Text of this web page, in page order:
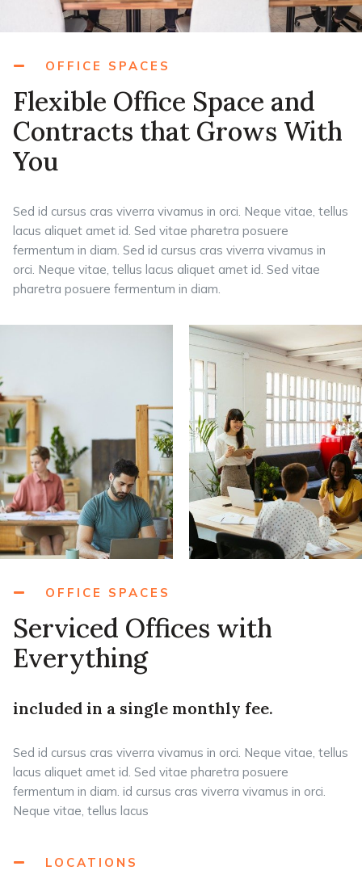
OFFICE SPACES
Flexible Office Space and
Contracts that Grows With
You
Sed id cursus cras viverra vivamus in orci. Neque vitae, tellus
lacus aliquet amet id. Sed vitae pharetra posuere
fermentum in diam. Sed id cursus cras viverra vivamus in
orci. Neque vitae, tellus lacus aliquet amet id. Sed vitae
pharetra posuere fermentum in diam.
OFFICE SPACES
Serviced Offices with
Everything
included in a single monthly fee.
Sed id cursus cras viverra vivamus in orci. Neque vitae, tellus
lacus aliquet amet id. Sed vitae pharetra posuere
fermentum in diam. id cursus cras viverra vivamus in orci.
Neque vitae, tellus lacus
LOCATIONS